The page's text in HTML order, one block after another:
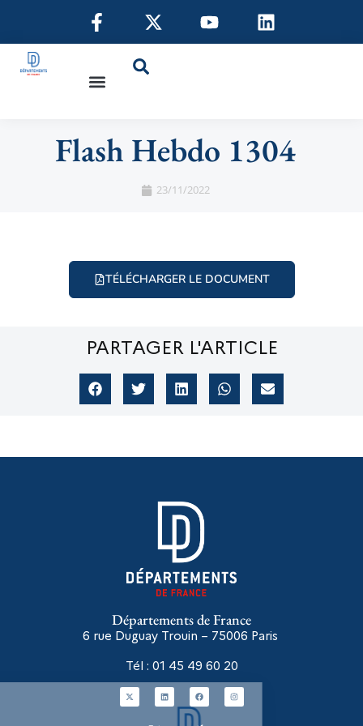
Flash Hebdo 1304
23/11/2022
TÉLÉCHARGER LE DOCUMENT
PARTAGER L'ARTICLE
Départements de France
6 rue Duguay Trouin – 75006 Paris
Tél : 01 45 49 60 20